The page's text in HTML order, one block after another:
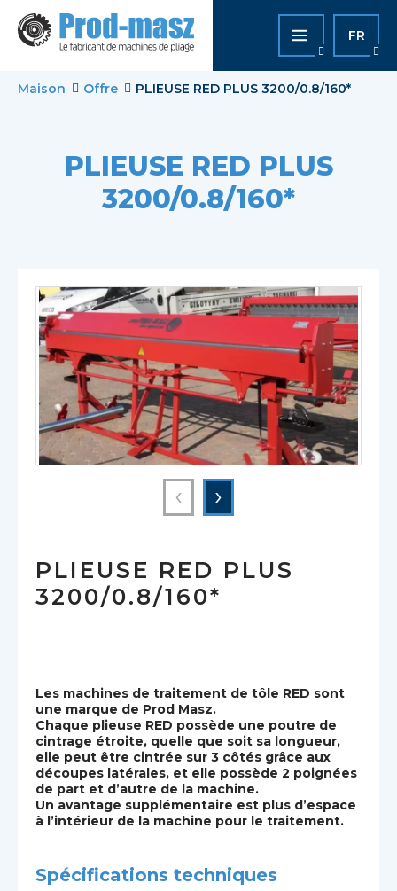
FR
Maison Offre PLIEUSE RED PLUS 3200/0.8/160*
PLIEUSE RED PLUS
3200/0.8/160*
‹ ›
PLIEUSE RED PLUS
3200/0.8/160*
Les machines de traitement de tôle RED sont
une marque de Prod Masz.
Chaque plieuse RED possède une poutre de
cintrage étroite, quelle que soit sa longueur,
elle peut être cintrée sur 3 côtés grâce aux
découpes latérales, et elle possède 2 poignées
de part et d’autre de la machine.
Un avantage supplémentaire est plus d’espace
à l’intérieur de la machine pour le traitement.
Spécifications techniques